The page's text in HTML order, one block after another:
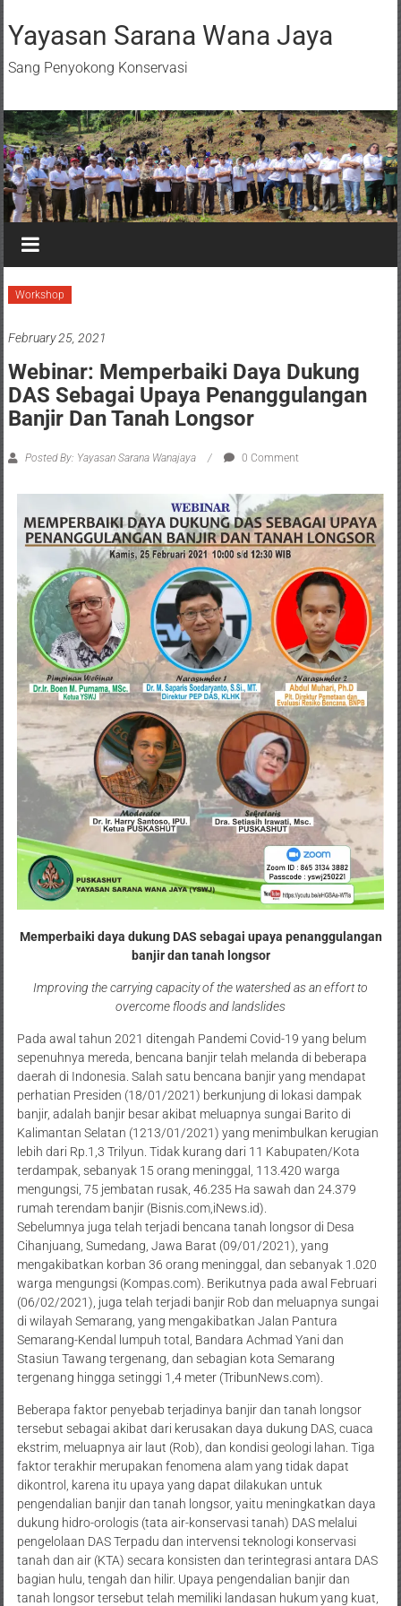
Yayasan Sarana Wana Jaya
Sang Penyokong Konservasi
Workshop
February 25, 2021
Webinar: Memperbaiki Daya Dukung
DAS Sebagai Upaya Penanggulangan
Banjir Dan Tanah Longsor
Posted By: Yayasan Sarana Wanajaya 0 Comment
Memperbaiki daya dukung DAS sebagai upaya penanggulangan
banjir dan tanah longsor
Improving the carrying capacity of the watershed as an effort to
overcome floods and landslides
Pada awal tahun 2021 ditengah Pandemi Covid-19 yang belum
sepenuhnya mereda, bencana banjir telah melanda di beberapa
daerah di Indonesia. Salah satu bencana banjir yang mendapat
perhatian Presiden (18/01/2021) berkunjung di lokasi dampak
banjir, adalah banjir besar akibat meluapnya sungai Barito di
Kalimantan Selatan (1213/01/2021) yang menimbulkan kerugian
lebih dari Rp.1,3 Trilyun. Tidak kurang dari 11 Kabupaten/Kota
terdampak, sebanyak 15 orang meninggal, 113.420 warga
mengungsi, 75 jembatan rusak, 46.235 Ha sawah dan 24.379
rumah terendam banjir (Bisnis.com,iNews.id).
Sebelumnya juga telah terjadi bencana tanah longsor di Desa
Cihanjuang, Sumedang, Jawa Barat (09/01/2021), yang
mengakibatkan korban 36 orang meninggal, dan sebanyak 1.020
warga mengungsi (Kompas.com). Berikutnya pada awal Februari
(06/02/2021), juga telah terjadi banjir Rob dan meluapnya sungai
di wilayah Semarang, yang mengakibatkan Jalan Pantura
Semarang-Kendal lumpuh total, Bandara Achmad Yani dan
Stasiun Tawang tergenang, dan sebagian kota Semarang
tergenang hingga setinggi 1,4 meter (TribunNews.com).
Beberapa faktor penyebab terjadinya banjir dan tanah longsor
tersebut sebagai akibat dari kerusakan daya dukung DAS, cuaca
ekstrim, meluapnya air laut (Rob), dan kondisi geologi lahan. Tiga
faktor terakhir merupakan fenomena alam yang tidak dapat
dikontrol, karena itu upaya yang dapat dilakukan untuk
pengendalian banjir dan tanah longsor, yaitu meningkatkan daya
dukung hidro-orologis (tata air-konservasi tanah) DAS melalui
pengelolaan DAS Terpadu dan intervensi teknologi konservasi
tanah dan air (KTA) secara konsisten dan terintegrasi antara DAS
bagian hulu, tengah dan hilir. Upaya pengendalian banjir dan
tanah longsor tersebut telah memiliki landasan hukum yang kuat,